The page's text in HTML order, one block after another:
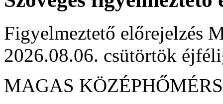
Figyelmeztető előrejelzés
2026.08.06. csütörtök
MAGAS